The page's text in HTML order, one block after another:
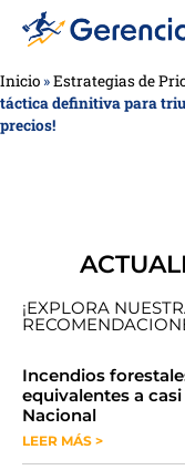
Inicio »Estrategias de
táctica definitiva para
precios!
¡EXPLORA
​​​​Incendios
equivalentes a
Nacional
LEER MÁS >